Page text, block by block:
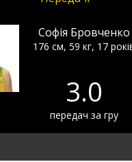
Софія Бровченко
176 см, 59 кг, 17
3.0
передач за гру